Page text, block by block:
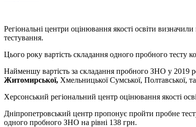
Регіональні центри оцінювання якості освіти
тестування.
Цього року вартість складання одного пробного тесту
Найменшу вартість за складання пробного ЗНО у 2019
Житомирської, Хмельницької Сумської, Полтавської,
Херсонський регіональний центр оцінювання якості
Дніпропетровський центр пропонує пройти пробне
одного пробного ЗНО на рівні 138 грн.